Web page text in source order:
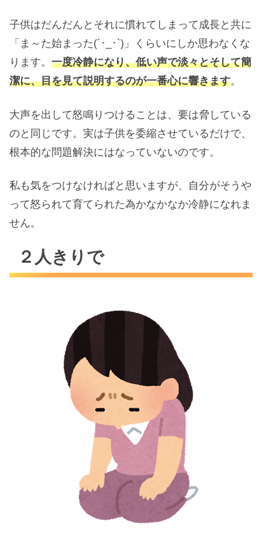
子供はだんだんとそれに慣れてしまって成長と共に
「ま～た始まった(´･_･`)」くらいにしか思わなくな
ります。 一度冷静になり、低い声で淡々とそして簡
潔に、目を見て説明するのが一番心に響きます。
大声を出して怒鳴りつけることは、要は脅している
のと同じです。実は子供を委縮させているだけで、
根本的な問題解決にはなっていないのです。
私も気をつけなければと思いますが、自分がそうや
って怒られて育てられた為かなかなか冷静になれま
せん。
２人きりで